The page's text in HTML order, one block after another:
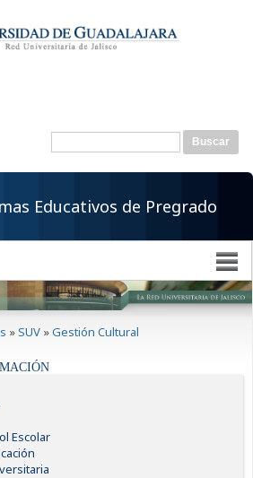
contenido
principal
Formulario de
Buscar
Educativos de Pregrado
»SUV »Gestión Cultural
Escolar